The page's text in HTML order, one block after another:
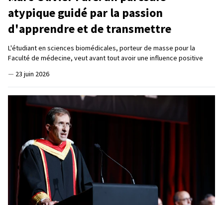
atypique guidé par la passion
d'apprendre et de transmettre
L'étudiant en sciences biomédicales, porteur de masse pour la
Faculté de médecine, veut avant tout avoir une influence positive
— 23 juin 2026